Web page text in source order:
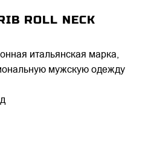
ROLL NECK
итальянская марка,
мужскую одежду